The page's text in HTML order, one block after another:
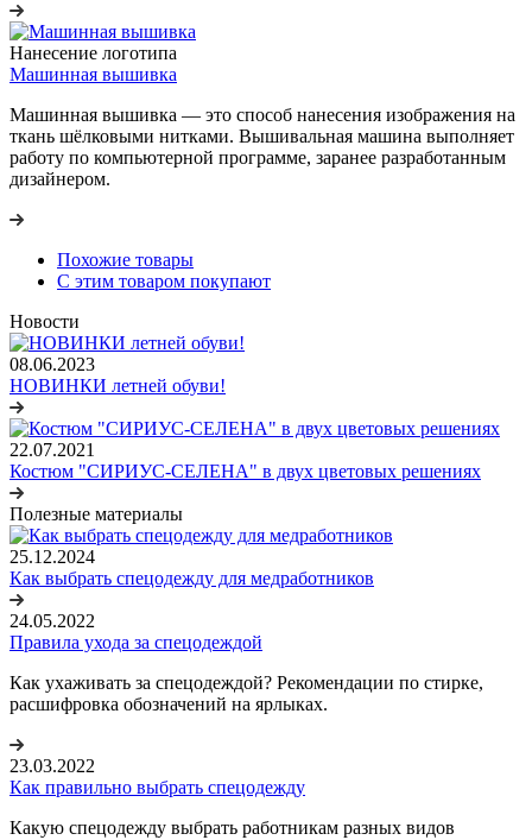
Нанесение логотипа
Машинная вышивка
Машинная вышивка — это способ нанесения изображения на
ткань шёлковыми нитками. Вышивальная машина выполняет
работу по компьютерной программе, заранее разработанным
дизайнером.
Похожие товары
С этим товаром покупают
Новости
08.06.2023
НОВИНКИ летней обуви!
22.07.2021
Костюм "СИРИУС-СЕЛЕНА" в двух цветовых решениях
Полезные материалы
25.12.2024
Как выбрать спецодежду для медработников
24.05.2022
Правила ухода за спецодеждой
Как ухаживать за спецодеждой? Рекомендации по стирке,
расшифровка обозначений на ярлыках.
23.03.2022
Как правильно выбрать спецодежду
Какую спецодежду выбрать работникам разных видов